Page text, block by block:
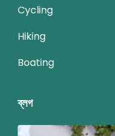
Cycling
Hiking
Boating
ব্লগ